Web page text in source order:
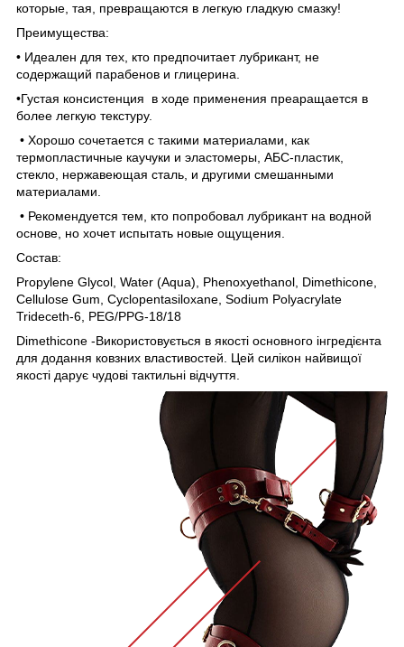
которые, тая, превращаются в легкую гладкую смазку!
Преимущества:
• Идеален для тех, кто предпочитает лубрикант, не
содержащий парабенов и глицерина.
•Густая консистенция в ходе применения преаращается в
более легкую текстуру.
• Хорошо сочетается с такими материалами, как
термопластичные каучуки и эластомеры, АБС-пластик,
стекло, нержавеющая сталь, и другими смешанными
материалами.
• Рекомендуется тем, кто попробовал лубрикант на водной
основе, но хочет испытать новые ощущения.
Состав:
Propylene Glycol, Water (Aqua), Phenoxyethanol, Dimethicone,
Cellulose Gum, Cyclopentasiloxane, Sodium Polyacrylate
Trideceth-6, PEG/PPG-18/18
Dimethicone -Використовується в якості основного інгредієнта
для додання ковзних властивостей. Цей силікон найвищої
якості дарує чудові тактильні відчуття.